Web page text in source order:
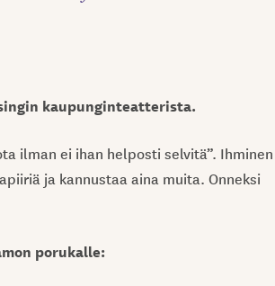
kaupunginteatterista.
ilman ei ihan helposti selvitä”. Ihminen
ja kannustaa aina muita. Onneksi
porukalle: